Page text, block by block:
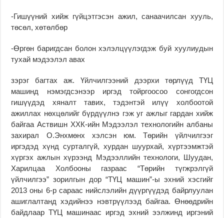
-Гишүүний хийж гүйцэтгэсэн ажил, санаачилсан хууль,
төсөл, хөтөлбөр
-Өргөн баригдсан болон хэлэлцүүлэгдэж буй хуулиудын
тухай мэдээлэл авах
зэрэг багтах аж. Үйлчилгээний дээрхи төрлүүд ТҮЦ
машинд нэмэгдсэнээр иргэд тойргоосоо сонгогдсон
гишүүдэд хяналт тавих, тэдэнтэй илүү холбоотой
ажиллах нөхцөлийг бүрдүүлнэ гэж уг ажлыг гардан хийж
байгаа Аствишн ХХК-ийн Мэдээлэл технологийн албаны
захирал О.Энхмөнх хэлсэн юм. Төрийн үйлчилгээг
иргэдэд хүнд сурталгүй, хурдан шуурхай, хүртээмжтэй
хүргэх ажлын хүрээнд Мэдээллийн технологи, Шуудан,
Харилцаа Холбооны газраас “Төрийн түгжрэлгүй
үйлчилгээ” зорилгын дор “ТҮЦ машин”-ы эхний хэсгийг
2013 оны 6-р сараас нийслэлийн дүүргүүдэд байрлуулан
ашиглалтанд хэдийнээ нэвтрүүлээд байгаа. Өнөөдрийн
байдлаар ТҮЦ машинаас иргэд эхний ээлжинд иргэний